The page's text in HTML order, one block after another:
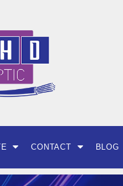
CONTACT BLOG